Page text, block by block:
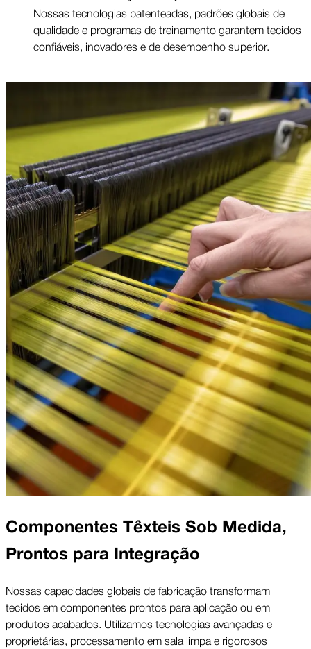
Nossas tecnologias patenteadas, padrões globais de
qualidade e programas de treinamento garantem tecidos
confiáveis, inovadores e de desempenho superior.
Componentes Têxteis Sob Medida,
Prontos para Integração
Nossas capacidades globais de fabricação transformam
tecidos em componentes prontos para aplicação ou em
produtos acabados. Utilizamos tecnologias avançadas e
proprietárias, processamento em sala limpa e rigorosos